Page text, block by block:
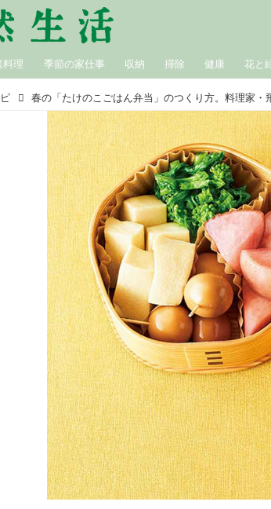
料理 季節の家仕事 収納 掃除 健康 花と